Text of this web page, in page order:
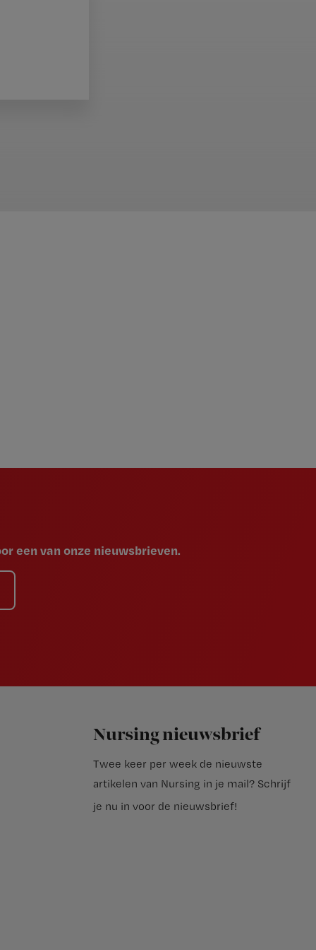
een van onze nieuwsbrieven.
Nursing nieuwsbrief
Twee keer per week de nieuwste
artikelen van Nursing in je mail? Schrijf
je nu in voor de nieuwsbrief!